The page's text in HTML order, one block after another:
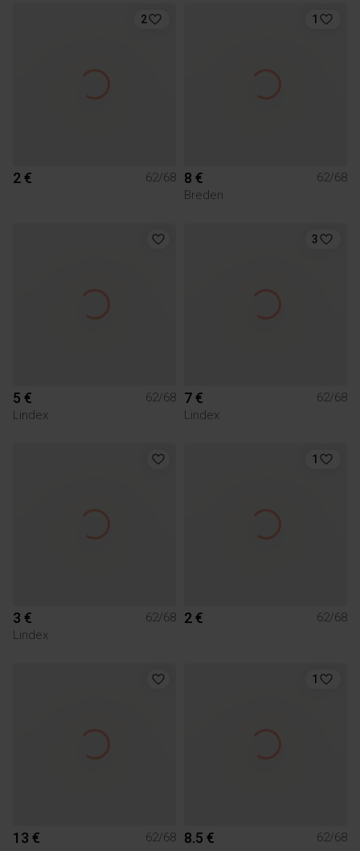
2
2 € 62/68
1
8 €
62/68
Breden
5 €
62/68
Lindex
3
7 €
62/68
Lindex
3 €
62/68
Lindex
1
2 € 62/68
13 € 62/68
1
8.5 € 62/68